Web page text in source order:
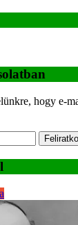
hogy e-